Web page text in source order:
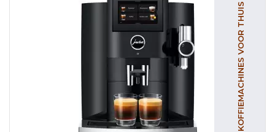
KOFFIEMACHINES VOOR THUIS